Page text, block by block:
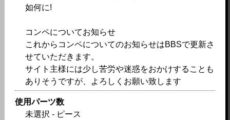
如何に!
コンペについてお知らせ
これからコンペについてのお知らせはBBSで更新さ
せていただきます。
サイト主様には少し苦労や迷惑をおかけすることも
ありそうですが、よろしくお願い致します
使用パーツ数
未選択 - ピース